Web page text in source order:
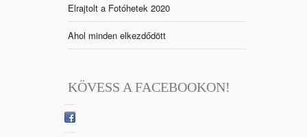
Elrajtolt a Fotóhetek 2020
Ahol minden elkezdődött
KÖVESS A FACEBOOKON!